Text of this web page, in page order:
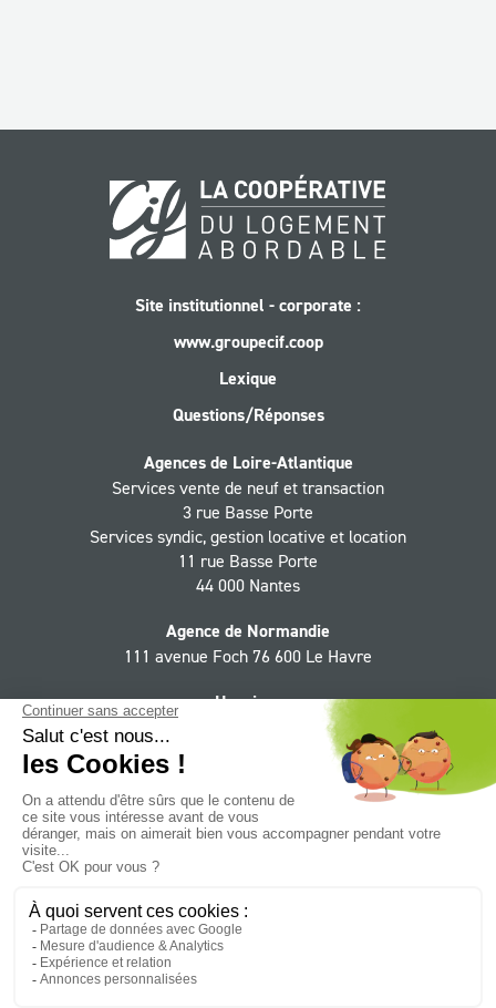
Site institutionnel - corporate :
www.groupecif.coop
Lexique
Questions/Réponses
Agences de Loire-Atlantique
Services vente de neuf et transaction
3 rue Basse Porte
Services syndic, gestion locative et location
11 rue Basse Porte
44 000 Nantes
Agence de Normandie
111 avenue Foch 76 600 Le Havre
Horaires
Du lundi au jeudi 9h - 12h30, 13h30 - 18h,
le vendredi 9h - 12h30, 13h30 - 17h
Suivez le Groupe CIF sur :
Facebook
NEWSLETTER